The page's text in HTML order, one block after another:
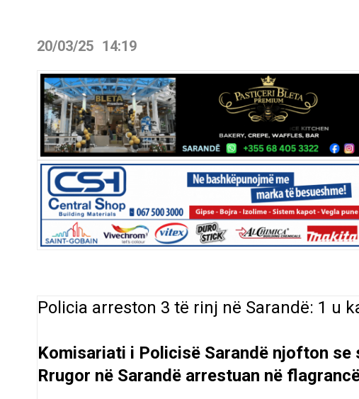
20/03/25 14:19
Policia arreston 3 të rinj në Sarandë: 1 u
Komisariati i Policisë Sarandë njofton
Rrugor në Sarandë arrestuan në